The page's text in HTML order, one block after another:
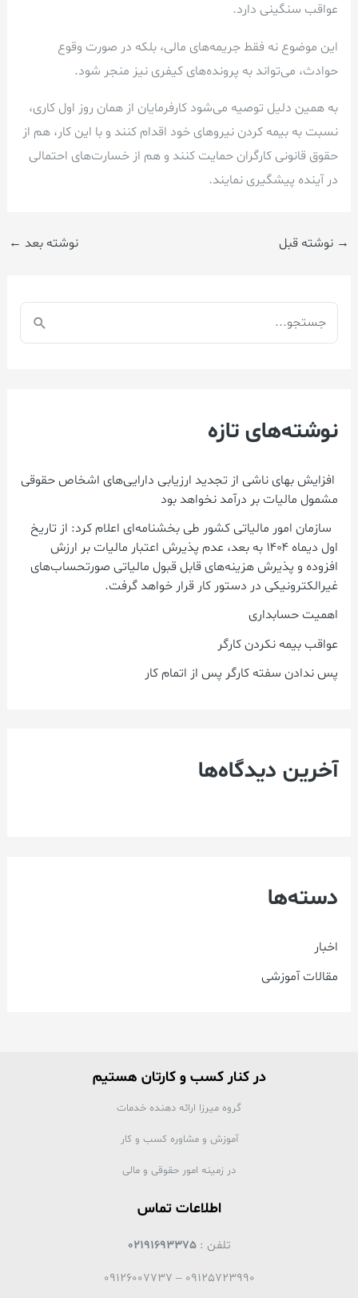
عواقب سنگینی دارد.
این موضوع نه فقط جریمه‌های مالی، بلکه در صورت وقوع
حوادث، می‌تواند به پرونده‌های کیفری نیز منجر شود.
به همین دلیل توصیه می‌شود کارفرمایان از همان روز اول کاری،
نسبت به بیمه کردن نیروهای خود اقدام کنند و با این کار، هم از
حقوق قانونی کارگران حمایت کنند و هم از خسارت‌های احتمالی
در آینده پیشگیری نمایند.
→ نوشته قبل نوشته بعد ←
و
ر
ا
ی
:
نوشته‌های تازه
افزایش بهای ناشی از تجدید ارزیابی دارایی‌های اشخاص حقوقی
مشمول مالیات بر درآمد نخواهد بود
سازمان امور مالیاتی کشور طی بخشنامه‌ای اعلام کرد: از تاریخ
اول دیماه ۱۴۰۴ به بعد، عدم پذیرش اعتبار مالیات بر ارزش
افزوده و پذیرش هزینه‌های قابل قبول مالیاتی صورتحساب‌های
غیرالکترونیکی در دستور کار قرار خواهد گرفت.
اهمیت حسابداری
عواقب بیمه نکردن کارگر
پس ندادن سفته کارگر پس از اتمام کار
آخرین دیدگاه‌ها
دسته‌ها
اخبار
مقالات آموزشی
در کنار کسب و کارتان هستیم
گروه میرزا ارائه دهنده خدمات
آموزش و مشاوره کسب و کار
در زمینه امور حقوقی و مالی
اطلاعات تماس
تلفن :02191693375
09125723990 – 09126007737